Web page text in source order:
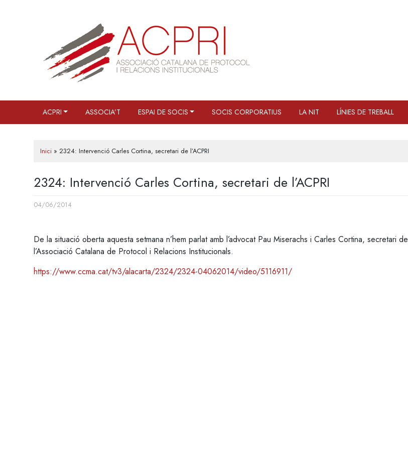
ACPRI ASSOCIA’T ESPAI DE SOCIS SOCIS CORPORATIUS LA NIT LÍNIES DE TREBALL
Inici» 2324: Intervenció Carles Cortina, secretari de l’ACPRI
2324: Intervenció Carles Cortina, secretari de l’ACPRI
04/06/2014
De la situació oberta aquesta setmana n’hem parlat amb l’advocat Pau Miserachs i Carles Cortina, secretari de
l’Associació Catalana de Protocol i Relacions Institucionals.
https://www.ccma.cat/tv3/alacarta/2324/2324-04062014/video/5116911/